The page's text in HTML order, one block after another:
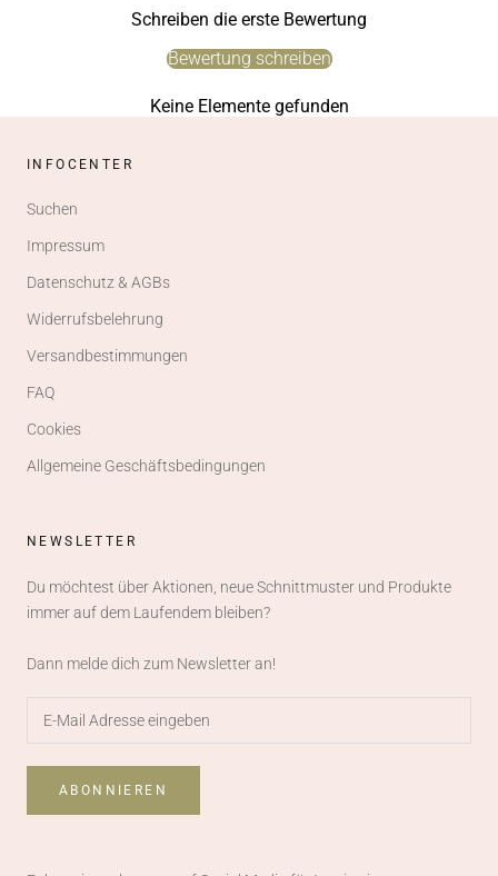
Schreiben die erste Bewertung
Bewertung schreiben
Keine Elemente gefunden
INFOCENTER
Suchen
Impressum
Datenschutz & AGBs
Widerrufsbelehrung
Versandbestimmungen
FAQ
Cookies
Allgemeine Geschäftsbedingungen
NEWSLETTER
Du möchtest über Aktionen, neue Schnittmuster und Produkte
immer auf dem Laufendem bleiben?
Dann melde dich zum Newsletter an!
ABONNIEREN